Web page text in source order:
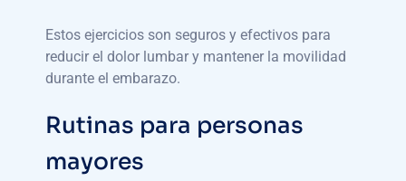
Estos ejercicios son seguros y efectivos para
reducir el dolor lumbar y mantener la movilidad
durante el embarazo.
Rutinas para personas
mayores